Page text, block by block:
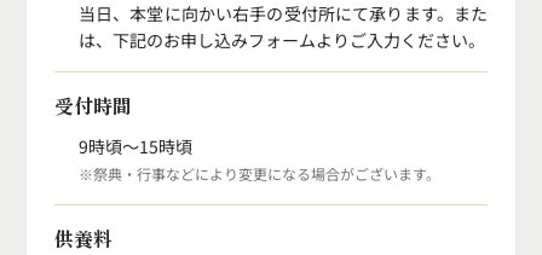
当日、本堂に向かい右手の受付所にて承ります。 また
は、下記のお申し込みフォームよりご入力ください。
受付時間
9時頃〜15時頃
※祭典・行事などにより変更になる場合がございます。
供養料